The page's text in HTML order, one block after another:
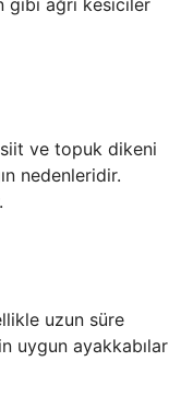
gibi ağrı kesiciler
ve topuk dikeni
nedenleridir.
uzun süre
uygun ayakkabılar